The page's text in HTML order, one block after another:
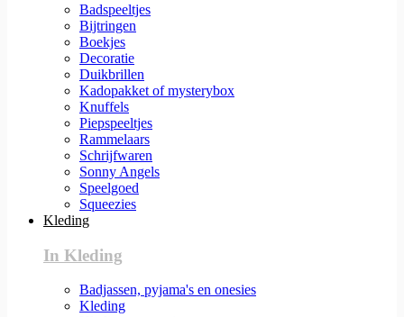
Badspeeltjes
Bijtringen
Boekjes
Decoratie
Duikbrillen
Kadopakket of mysterybox
Knuffels
Piepspeeltjes
Rammelaars
Schrijfwaren
Sonny Angels
Speelgoed
Squeezies
Kleding
In Kleding
Badjassen, pyjama's en onesies
Kleding